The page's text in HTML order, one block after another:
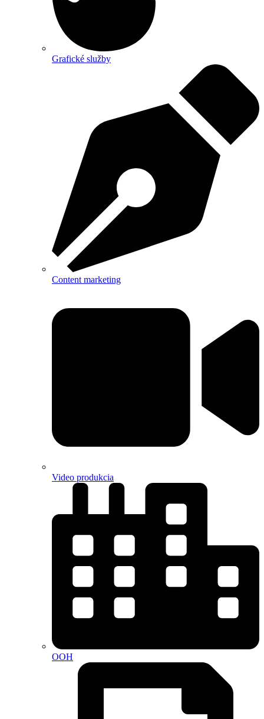
Grafické služby
Content marketing
Video produkcia
OOH